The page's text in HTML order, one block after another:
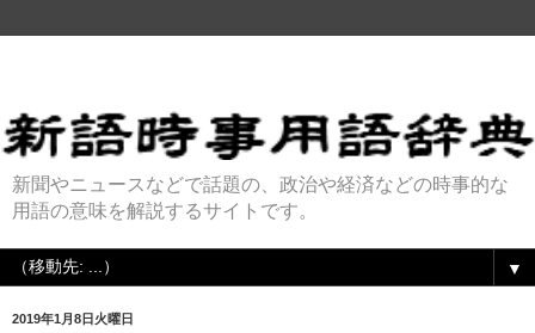
新聞やニュースなどで話題の、政治や経済などの時事的な
用語の意味を解説するサイトです。
▼
2019年1月8日火曜日